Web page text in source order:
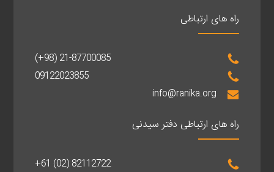
راه های ارتباطی
(+98) 21-87700085
09122023855
info@ranika.org
راه های ارتباطی دفتر سیدنی
+61 (02) 82112722